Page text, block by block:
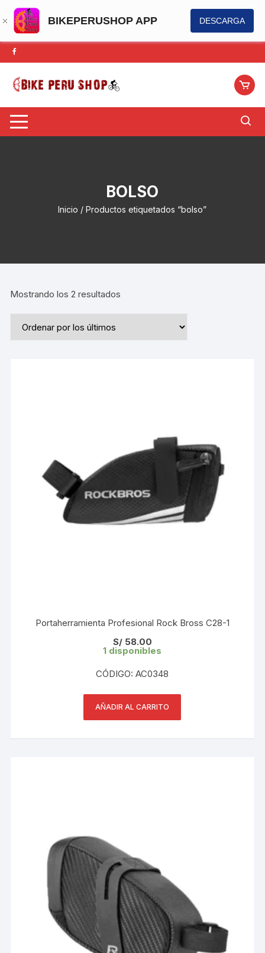
BIKEPERUSHOP APP DESCARGA
Saltar
al
contenido
BOLSO
Inicio / Productos etiquetados “bolso”
Mostrando los 2 resultados
Portaherramienta Profesional Rock Bross C28-1
S/58.00
1 disponibles
CÓDIGO: AC0348
AÑADIR AL CARRITO